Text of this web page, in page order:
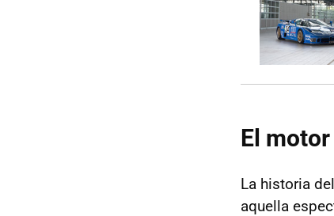
El
La historia
aquella